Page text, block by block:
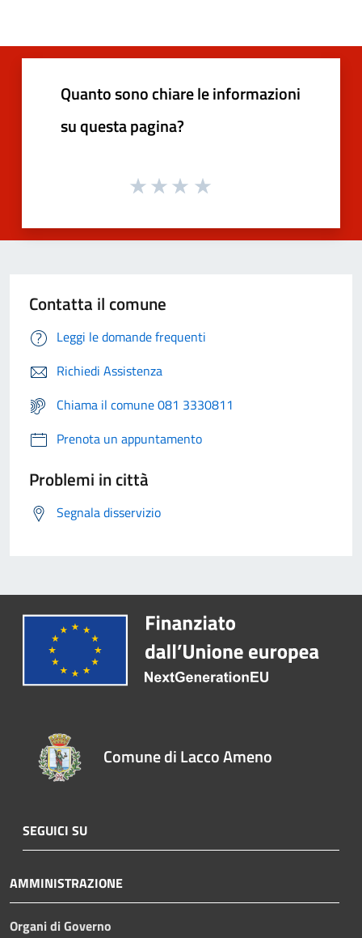
Quanto sono chiare le informazioni
su questa pagina?
Contatta il comune
Leggi le domande frequenti
Richiedi Assistenza
Chiama il comune 081 3330811
Prenota un appuntamento
Problemi in città
Segnala disservizio
Comune di Lacco Ameno
SEGUICI SU
AMMINISTRAZIONE
Organi di Governo